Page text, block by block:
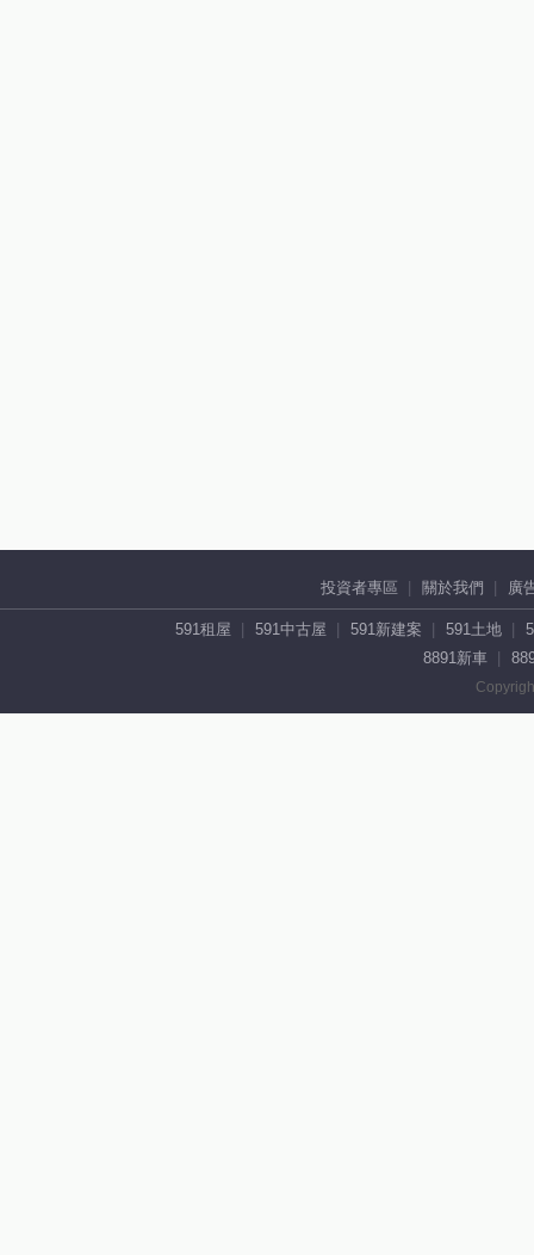
投資者專區 關於我們 廣
591租屋 591中古屋 591新建案 591土地
8891新車